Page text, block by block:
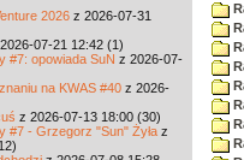
2026 z 2026-07-31
07-21 12:42 (1)
#7: opowiada SuN z 2026-07-
na KWAS #40 z 2026-
z 2026-07-13 18:00 (30)
#7 - Grzegorz "Sun" Żyła z